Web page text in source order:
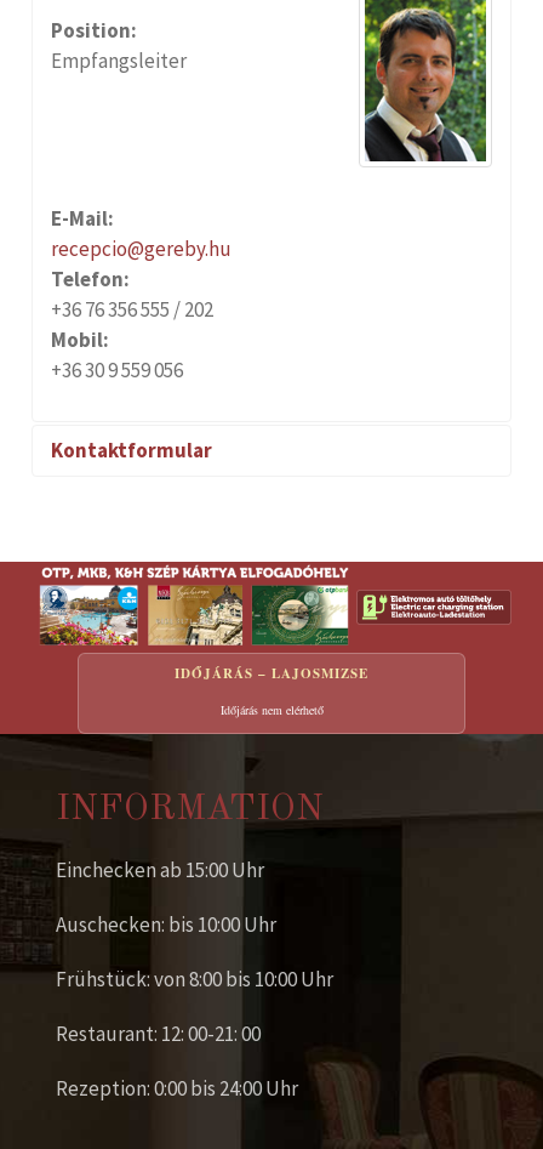
Position:
Empfangsleiter
E-Mail:
recepcio@gereby.hu
Telefon:
+36 76 356 555 / 202
Mobil:
+36 30 9 559 056
Kontaktformular
*Benötigtes Feld
Betreff*
Nachricht*
IDŐJÁRÁS – LAJOSMIZSE
Időjárás nem elérhető
INFORMATION
Einchecken ab 15:00 Uhr
Auschecken: bis 10:00 Uhr
Frühstück: von 8:00 bis 10:00 Uhr
Restaurant: 12: 00-21: 00
Rezeption: 0:00 bis 24:00 Uhr